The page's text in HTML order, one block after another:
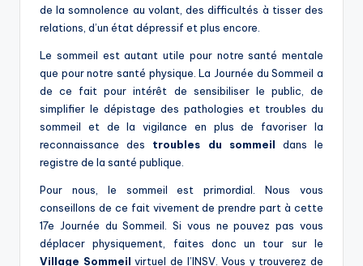
de la somnolence au volant, des difficultés à tisser des
relations, d’un état dépressif et plus encore.
Le sommeil est autant utile pour notre santé mentale
que pour notre santé physique. La Journée du Sommeil a
de ce fait pour intérêt de sensibiliser le public, de
simplifier le dépistage des pathologies et troubles du
sommeil et de la vigilance en plus de favoriser la
reconnaissance des troubles du sommeil dans le
registre de la santé publique.
Pour nous, le sommeil est primordial. Nous vous
conseillons de ce fait vivement de prendre part à cette
17e Journée du Sommeil. Si vous ne pouvez pas vous
déplacer physiquement, faites donc un tour sur le
Village Sommeil virtuel de l’INSV. Vous y trouverez de